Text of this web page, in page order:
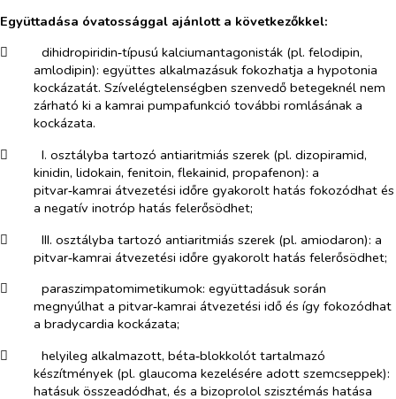
Együttadása óvatossággal ajánlott a következőkkel:
​
dihidropiridin‑típusú kalciumantagonisták (pl. felodipin,
amlodipin): együttes alkalmazásuk fokozhatja a hypotonia
kockázatát. Szívelégtelenségben szenvedő betegeknél nem
zárható ki a kamrai pumpafunkció további romlásának a
kockázata.
​
I. osztályba tartozó antiaritmiás szerek (pl. dizopiramid,
kinidin, lidokain, fenitoin, flekainid, propafenon): a
pitvar‑kamrai átvezetési időre gyakorolt hatás fokozódhat és
a negatív inotróp hatás felerősödhet;
​
III. osztályba tartozó antiaritmiás szerek (pl. amiodaron): a
pitvar‑kamrai átvezetési időre gyakorolt hatás felerősödhet;
​
paraszimpatomimetikumok: együttadásuk során
megnyúlhat a pitvar‑kamrai átvezetési idő és így fokozódhat
a bradycardia kockázata;
​
helyileg alkalmazott, béta‑blokkolót tartalmazó
készítmények (pl. glaucoma kezelésére adott szemcseppek):
hatásuk összeadódhat, és a bizoprolol szisztémás hatása